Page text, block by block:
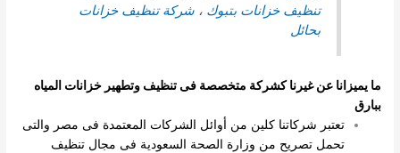
تنظيف خزانات بتبوك ،شركة تنظيف خزانات
بحائل
ما يميزانا عن غيرنا كشركة متخصصة فى تنظيف وتطهير خزانات المياه
ببارق
تعتبر شركاتنا كلين من أوائل الشركات المعتمدة فى مصر والتى
تحمل تصريح من وزارة الصحة السعودية فى مجال تنظيف